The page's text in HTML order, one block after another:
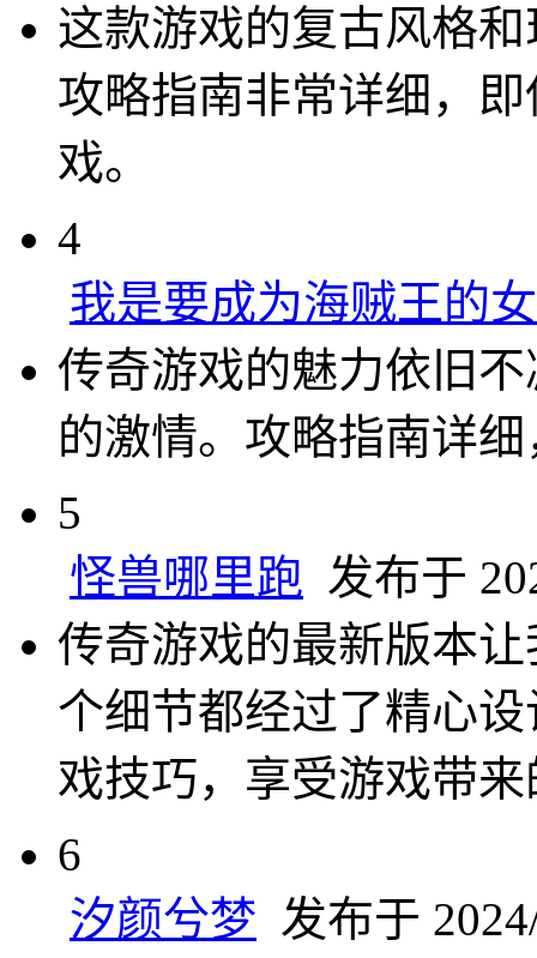
这款游戏的复古风格
攻略指南非常详细，
戏。
4
我是要成为海贼王的
传奇游戏的魅力依旧
的激情。攻略指南详
5
怪兽哪里跑 发布于
传奇游戏的最新版本
个细节都经过了精心
戏技巧，享受游戏带
6
汐颜兮梦 发布于